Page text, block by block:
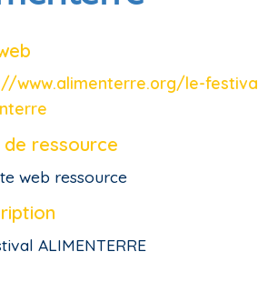
www.alimenterre.org/le-
de ressource
web ressource
ALIMENTERRE